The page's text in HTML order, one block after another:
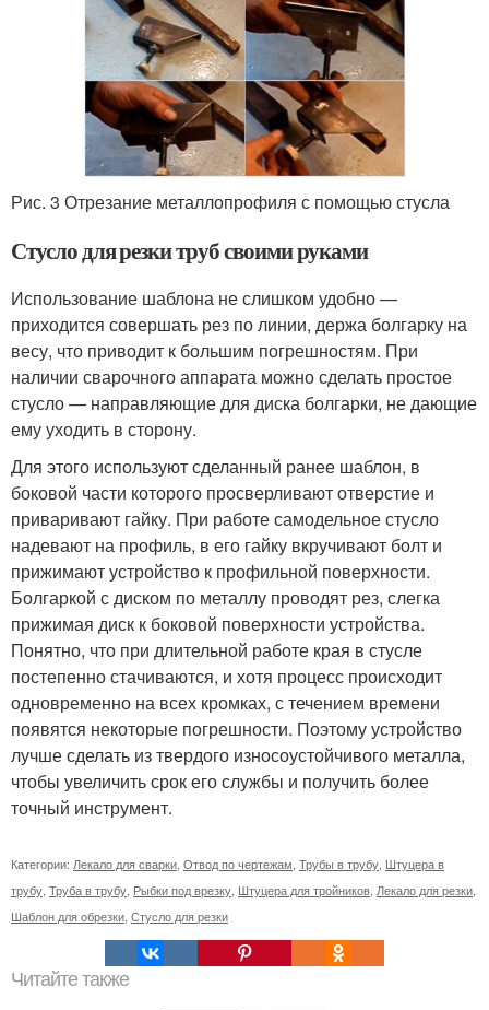
Рис. 3 Отрезание металлопрофиля с помощью стусла
Стусло для резки труб своими руками
Использование шаблона не слишком удобно —
приходится совершать рез по линии, держа болгарку на
весу, что приводит к большим погрешностям. При
наличии сварочного аппарата можно сделать простое
стусло — направляющие для диска болгарки, не дающие
ему уходить в сторону.
Для этого используют сделанный ранее шаблон, в
боковой части которого просверливают отверстие и
приваривают гайку. При работе самодельное стусло
надевают на профиль, в его гайку вкручивают болт и
прижимают устройство к профильной поверхности.
Болгаркой с диском по металлу проводят рез, слегка
прижимая диск к боковой поверхности устройства.
Понятно, что при длительной работе края в стусле
постепенно стачиваются, и хотя процесс происходит
одновременно на всех кромках, с течением времени
появятся некоторые погрешности. Поэтому устройство
лучше сделать из твердого износоустойчивого металла,
чтобы увеличить срок его службы и получить более
точный инструмент.
Категории: Лекало для сварки Отвод по чертежам Трубы в трубу Штуцера в
трубу Труба в трубу Рыбки под врезку Штуцера для тройников Лекало для резки
Шаблон для обрезки Стусло для резки
Читайте также